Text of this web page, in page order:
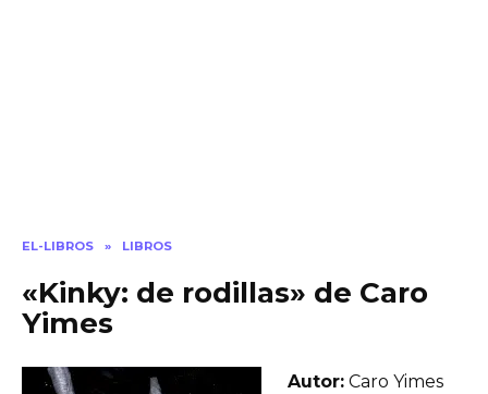
EL-LIBROS » LIBROS
«Kinky: de rodillas» de Caro
Yimes
Autor: Caro Yimes